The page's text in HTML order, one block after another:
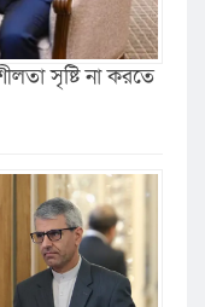
সৃষ্টি না করতে